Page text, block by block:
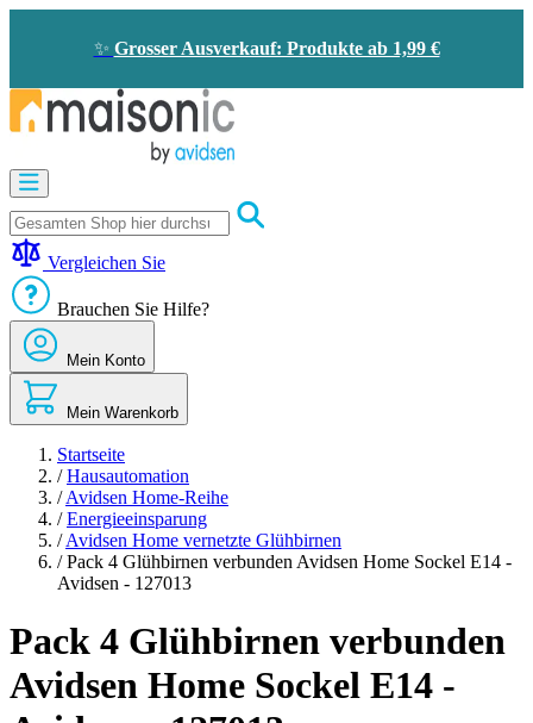
✨ Grosser Ausverkauf: Produkte ab 1,99 €
Bildtelefon
und
Türklingel
-
Energieeinsparung
Sicherheit
Komfort
im
Haus
Angebote
Vergleichen Sie
Brauchen Sie Hilfe?
Mein Konto
Mein Warenkorb
Startseite
/ Hausautomation
/ Avidsen Home-Reihe
/ Energieeinsparung
/ Avidsen Home vernetzte Glühbirnen
/ Pack 4 Glühbirnen verbunden Avidsen Home Sockel E14 -
Avidsen - 127013
Pack 4 Glühbirnen verbunden
Avidsen Home Sockel E14 -